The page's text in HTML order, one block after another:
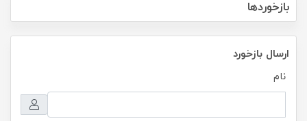
بازخوردها
ارسال بازخورد
نام